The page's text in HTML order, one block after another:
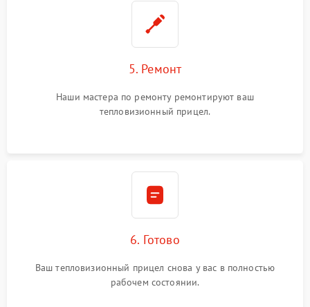
5. Ремонт
Наши мастера по ремонту ремонтируют ваш
тепловизионный прицел.
6. Готово
Ваш тепловизионный прицел снова у вас в полностью
рабочем состоянии.